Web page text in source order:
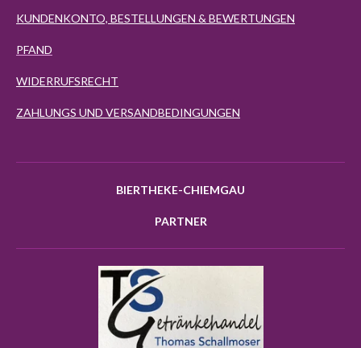
KUNDENKONTO, BESTELLUNGEN & BEWERTUNGEN
PFAND
WIDERRUFSRECHT
ZAHLUNGS UND VERSANDBEDINGUNGEN
BIERTHEKE-CHIEMGAU
PARTNER